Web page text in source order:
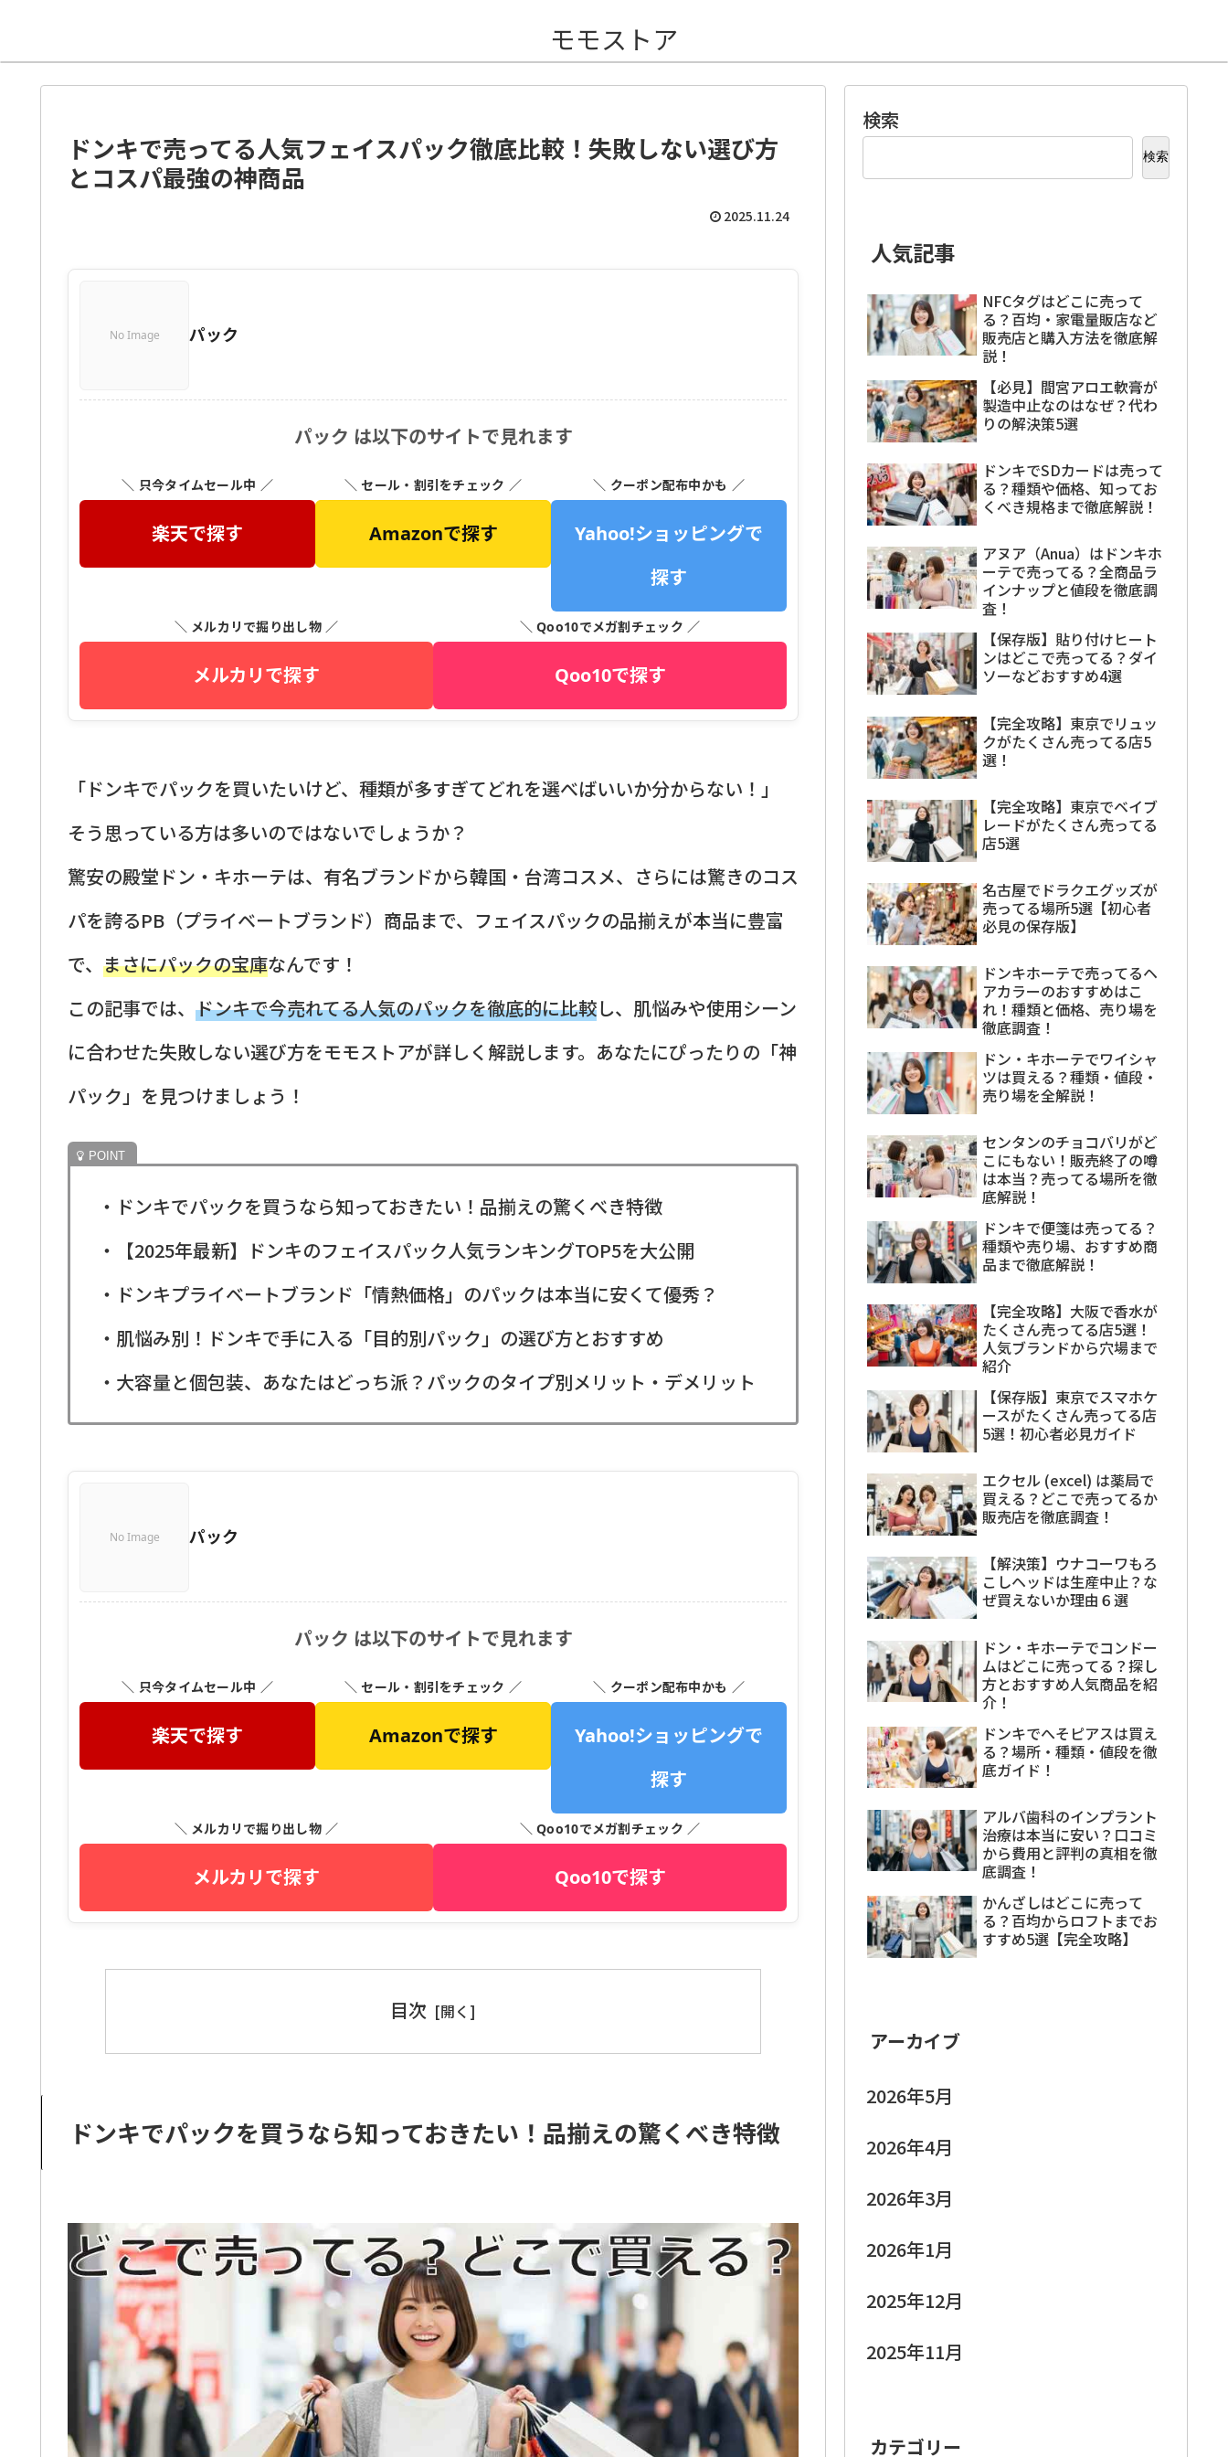
モモストア
ドンキで売ってる人気フェイスパック徹底比較！失敗しない選び方
とコスパ最強の神商品
2025.11.24
No Image パック
パック は以下のサイトで見れます
＼ 只今タイムセール中 ／
楽天で探す
＼ セール・割引をチェック ／
Amazonで探す
＼ クーポン配布中かも ／
Yahoo!ショッピングで
探す
＼ メルカリで掘り出し物 ／
メルカリで探す
＼ Qoo10でメガ割チェック ／
Qoo10で探す
「ドンキでパックを買いたいけど、種類が多すぎてどれを選べばいいか分からない！」
そう思っている方は多いのではないでしょうか？
驚安の殿堂ドン・キホーテは、有名ブランドから韓国・台湾コスメ、さらには驚きのコス
パを誇るPB（プライベートブランド）商品まで、フェイスパックの品揃えが本当に豊富
で、 まさにパックの宝庫なんです！
この記事では、 ドンキで今売れてる人気のパックを徹底的に比較し、肌悩みや使用シーン
に合わせた失敗しない選び方をモモストアが詳しく解説します。あなたにぴったりの「神
パック」を見つけましょう！
・ドンキでパックを買うなら知っておきたい！品揃えの驚くべき特徴
・【2025年最新】ドンキのフェイスパック人気ランキングTOP5を大公開
・ドンキプライベートブランド「情熱価格」のパックは本当に安くて優秀？
・肌悩み別！ドンキで手に入る「目的別パック」の選び方とおすすめ
・大容量と個包装、あなたはどっち派？パックのタイプ別メリット・デメリット
No Image パック
パック は以下のサイトで見れます
＼ 只今タイムセール中 ／
楽天で探す
＼ セール・割引をチェック ／
Amazonで探す
＼ クーポン配布中かも ／
Yahoo!ショッピングで
探す
＼ メルカリで掘り出し物 ／
メルカリで探す
＼ Qoo10でメガ割チェック ／
Qoo10で探す
目次
ドンキでパックを買うなら知っておきたい！品揃えの驚くべき特徴
検索
検索
人気記事
NFCタグはどこに売って
る？百均・家電量販店など
販売店と購入方法を徹底解
説！
【必見】間宮アロエ軟膏が
製造中止なのはなぜ？代わ
りの解決策5選
ドンキでSDカードは売って
る？種類や価格、知ってお
くべき規格まで徹底解説！
アヌア（Anua）はドンキホ
ーテで売ってる？全商品ラ
インナップと値段を徹底調
査！
【保存版】貼り付けヒート
ンはどこで売ってる？ダイ
ソーなどおすすめ4選
【完全攻略】東京でリュッ
クがたくさん売ってる店5
選！
【完全攻略】東京でベイブ
レードがたくさん売ってる
店5選
名古屋でドラクエグッズが
売ってる場所5選【初心者
必見の保存版】
ドンキホーテで売ってるヘ
アカラーのおすすめはこ
れ！種類と価格、売り場を
徹底調査！
ドン・キホーテでワイシャ
ツは買える？種類・値段・
売り場を全解説！
センタンのチョコバリがど
こにもない！販売終了の噂
は本当？売ってる場所を徹
底解説！
ドンキで便箋は売ってる？
種類や売り場、おすすめ商
品まで徹底解説！
【完全攻略】大阪で香水が
たくさん売ってる店5選！
人気ブランドから穴場まで
紹介
【保存版】東京でスマホケ
ースがたくさん売ってる店
5選！初心者必見ガイド
エクセル (excel) は薬局で
買える？どこで売ってるか
販売店を徹底調査！
【解決策】ウナコーワもろ
こしヘッドは生産中止？な
ぜ買えないか理由６選
ドン・キホーテでコンドー
ムはどこに売ってる？探し
方とおすすめ人気商品を紹
介！
ドンキでへそピアスは買え
る？場所・種類・値段を徹
底ガイド！
アルバ歯科のインプラント
治療は本当に安い？口コミ
から費用と評判の真相を徹
底調査！
かんざしはどこに売って
る？百均からロフトまでお
すすめ5選【完全攻略】
アーカイブ
2026年5月
2026年4月
2026年3月
2026年1月
2025年12月
2025年11月
カテゴリー